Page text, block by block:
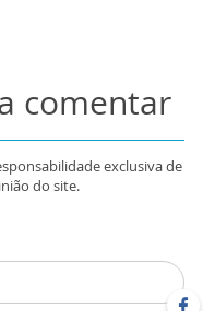
comentar
exclusiva de
do site.